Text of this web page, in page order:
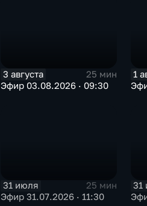
3 августа
25 мин
Эфир 03.08.2026 · 09:30
1
31 июля
25 мин
Эфир 31.07.2026 · 11:30
31